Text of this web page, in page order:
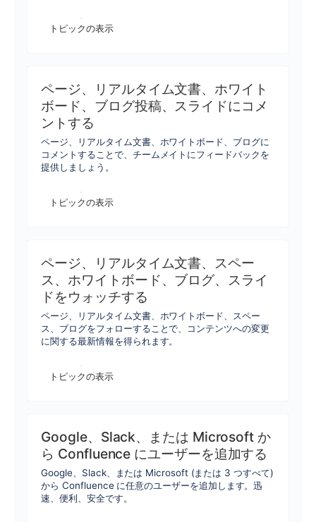
トピックの表示
ページ、リアルタイム文書、ホワイト
ボード、ブログ投稿、スライドにコメ
ントする
ページ、リアルタイム文書、ホワイトボード、ブログに
コメントすることで、チームメイトにフィードバックを
提供しましょう。
トピックの表示
ページ、リアルタイム文書、スペー
ス、ホワイトボード、ブログ、スライ
ドをウォッチする
ページ、リアルタイム文書、ホワイトボード、スペー
ス、ブログをフォローすることで、コンテンツへの変更
に関する最新情報を得られます。
トピックの表示
Google、Slack、または Microsoft か
ら Confluence にユーザーを追加する
Google、Slack、または Microsoft (または 3 つすべて)
から Confluence に任意のユーザーを追加します。迅
速、便利、安全です。